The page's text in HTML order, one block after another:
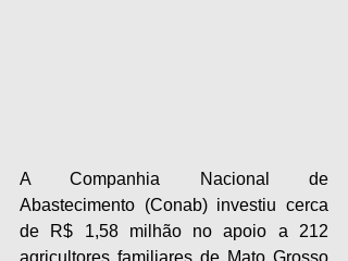
A Companhia Nacional de
Abastecimento (Conab) investiu cerca
de R$ 1,58 milhão no apoio a 212
agricultores familiares de Mato Grosso